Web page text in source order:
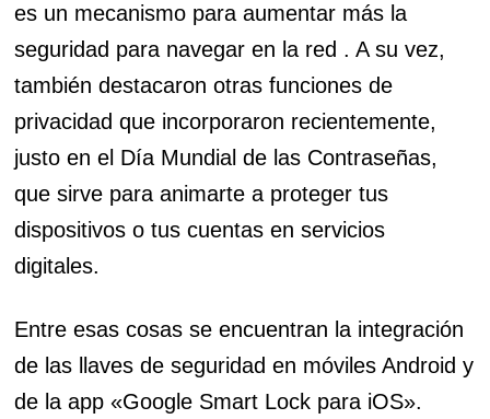
es un mecanismo para aumentar más la
seguridad para navegar en la red . A su vez,
también destacaron otras funciones de
privacidad que incorporaron recientemente,
justo en el Día Mundial de las Contraseñas,
que sirve para animarte a proteger tus
dispositivos o tus cuentas en servicios
digitales.
Entre esas cosas se encuentran la integración
de las llaves de seguridad en móviles Android y
de la app «Google Smart Lock para iOS».